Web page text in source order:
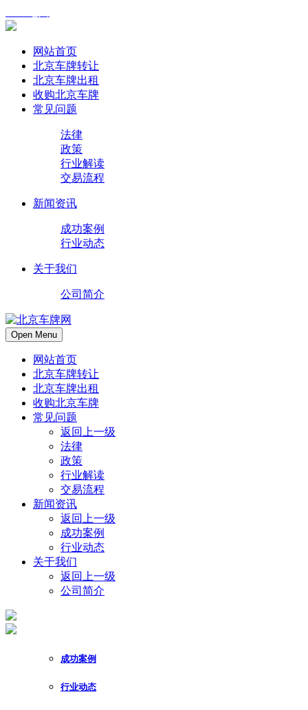
网站首页
北京车牌转让
北京车牌出租
收购北京车牌
常见问题
法律
政策
行业解读
交易流程
新闻资讯
成功案例
行业动态
关于我们
公司简介
Open Menu
网站首页
北京车牌转让
北京车牌出租
收购北京车牌
常见问题
返回上一级
法律
政策
行业解读
交易流程
新闻资讯
返回上一级
成功案例
行业动态
关于我们
返回上一级
公司简介
成功案例
行业动态